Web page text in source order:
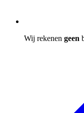
Wij rekenen geen